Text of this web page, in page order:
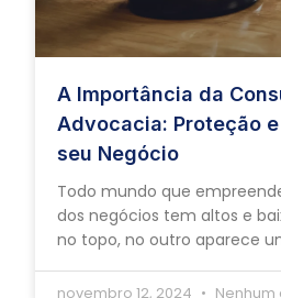
A Importância da
Advocacia: Proteção
seu Negócio
Todo mundo que
dos negócios tem altos e
no topo, no outro aparece
novembro 12, 2024